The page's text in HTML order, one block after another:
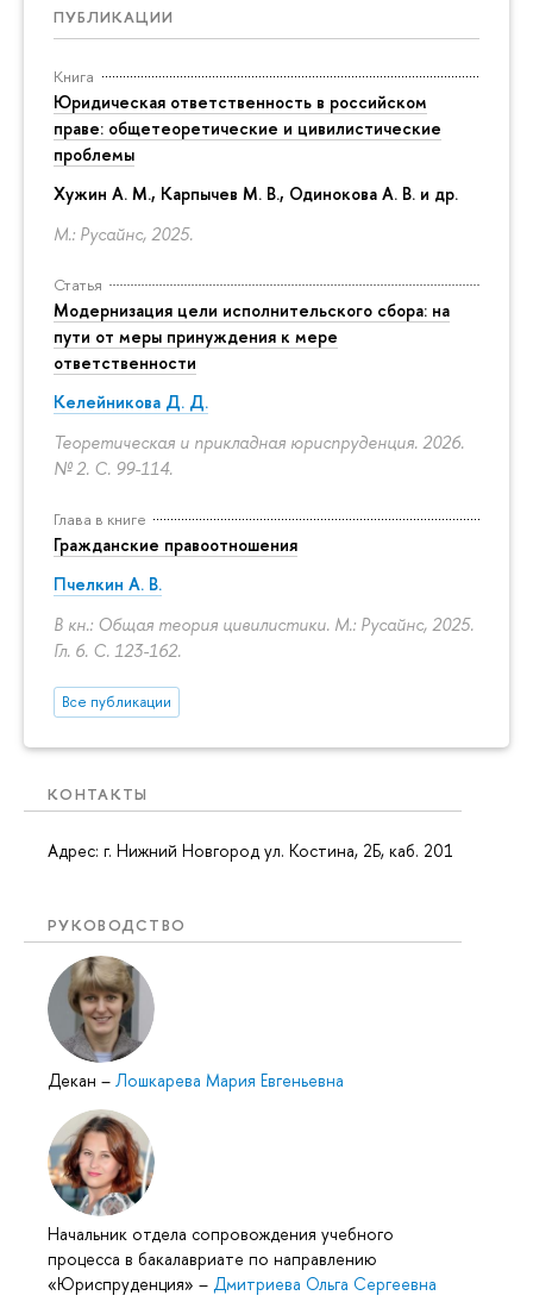
ПУБЛИКАЦИИ
Книга
Юридическая ответственность в российском
праве: общетеоретические и цивилистические
проблемы
Хужин А. М., Карпычев М. В., Одинокова А. В. и др.
М.: Русайнс, 2025.
Статья
Модернизация цели исполнительского сбора: на
пути от меры принуждения к мере
ответственности
Келейникова Д. Д.
Теоретическая и прикладная юриспруденция. 2026.
№ 2. С. 99-114.
Глава в книге
Гражданские правоотношения
Пчелкин А. В.
кн.: Общая теория цивилистики. М.: Русайнс, 2025.
Гл. 6. С. 123-162.
се публикации
КОНТАКТЫ
Адрес: г. Нижний Новгород ул. Костина, 2Б, каб. 201
РУКОВОДСТВО
Декан – Лошкарева Мария Евгеньевна
Начальник отдела сопровождения учебного
процесса в бакалавриате по направлению
«Юриспруденция» – Дмитриева Ольга Сергеевна